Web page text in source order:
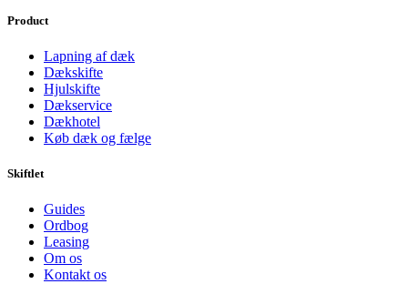
Product
Lapning af dæk
Dækskifte
Hjulskifte
Dækservice
Dækhotel
Køb dæk og fælge
Skiftlet
Guides
Ordbog
Leasing
Om os
Kontakt os